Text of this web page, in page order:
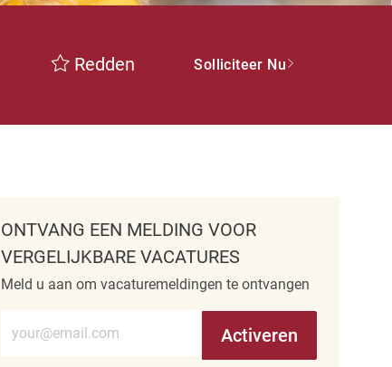
Redden Solliciteer Nu
ONTVANG EEN MELDING VOOR
VERGELIJKBARE VACATURES
Meld u aan om vacaturemeldingen te ontvangen
Activeren